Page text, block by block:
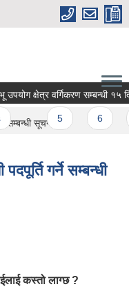
क्षेत्र वर्गिकरण सम्बन्धी १५
… 5
सम्बन्धी सूचना !!!
गर्ने सम्बन्धी
कस्तो लाग्छ ?